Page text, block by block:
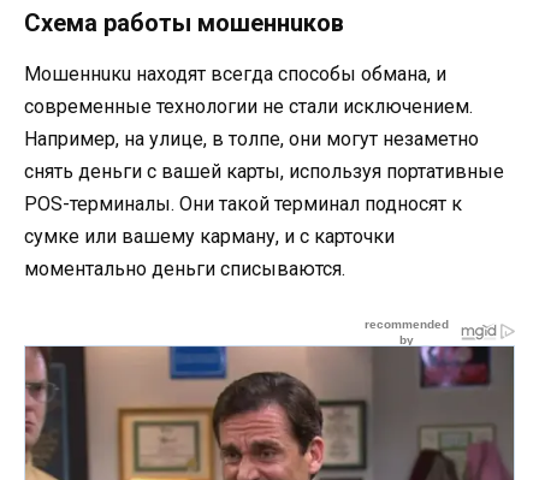
Схема работы мошеннuков
Мошеннuкu находят всегда способы обмана, и
современные технологии не стали исключением.
Например, на улице, в толпе, они могут незаметно
снять деньги с вашей карты, используя портативные
POS-терминалы. Они такой терминал подносят к
сумке или вашему карману, и с карточки
моментально деньги списываются.